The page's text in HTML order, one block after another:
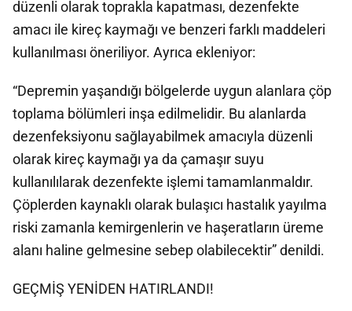
düzenli olarak toprakla kapatması, dezenfekte
amacı ile kireç kaymağı ve benzeri farklı maddeleri
kullanılması öneriliyor. Ayrıca ekleniyor:
“Depremin yaşandığı bölgelerde uygun alanlara çöp
toplama bölümleri inşa edilmelidir. Bu alanlarda
dezenfeksiyonu sağlayabilmek amacıyla düzenli
olarak kireç kaymağı ya da çamaşır suyu
kullanılılarak dezenfekte işlemi tamamlanmaldır.
Çöplerden kaynaklı olarak bulaşıcı hastalık yayılma
riski zamanla kemirgenlerin ve haşeratların üreme
alanı haline gelmesine sebep olabilecektir” denildi.
GEÇMİŞ YENİDEN HATIRLANDI!